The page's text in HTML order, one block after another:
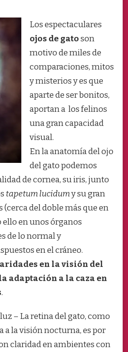
PECULIARIDADES
DE
LOS
OJOS
DEL
GATO.
Los espectaculares
ojos de gatoson
motivo de miles de
comparaciones, mitos
y misterios y es que
aparte de ser bonitos,
aportan a los felinos
una gran capacidad
visual.
En la anatomía del ojo
del gato podemos
de cornea, su iris, junto
tapetum lucidumy su gran
del doble más que en
en unos órganos
de lo normal y
en el cráneo.
en la visión del
adaptación a la caza en
.
– La retina del gato, como
a la visión nocturna, es por
claridad en ambientes con